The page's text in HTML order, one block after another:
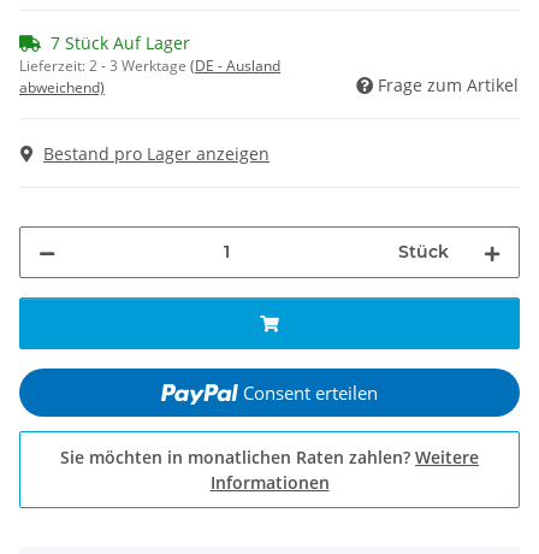
7 Stück Auf Lager
Lieferzeit:2 - 3 Werktage (DE - Ausland
abweichend)
Frage zum Artikel
Bestand pro Lager anzeigen
Stück
Consent erteilen
Sie möchten in monatlichen Raten zahlen? Weitere
Informationen